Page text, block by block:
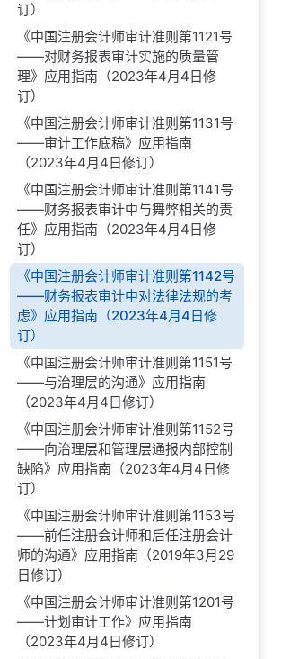
订）
《中国注册会计师审计准则第1121号
——对财务报表审计实施的质量管
理》应用指南（2023年4月4日修
订）
《中国注册会计师审计准则第1131号
——审计工作底稿》应用指南
（2023年4月4日修订）
《中国注册会计师审计准则第1141号
——财务报表审计中与舞弊相关的责
任》应用指南（2023年4月4日修
订）
《中国注册会计师审计准则第1142号
——财务报表审计中对法律法规的考
虑》应用指南（2023年4月4日修
订）
《中国注册会计师审计准则第1151号
——与治理层的沟通》应用指南
（2023年4月4日修订）
《中国注册会计师审计准则第1152号
——向治理层和管理层通报内部控制
缺陷》应用指南（2023年4月4日修
订）
《中国注册会计师审计准则第1153号
——前任注册会计师和后任注册会计
师的沟通》应用指南（2019年3月29
日修订）
《中国注册会计师审计准则第1201号
——计划审计工作》应用指南
（2023年4月4日修订）